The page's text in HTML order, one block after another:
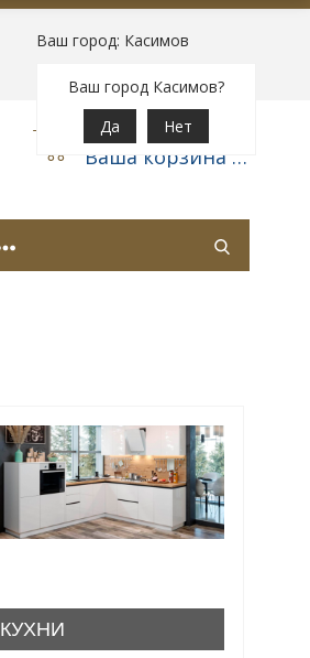
Ваш город: Касимов
Ваш город Касимов?
Да
Нет
Вход |Регистрация
Корзина
Ваша корзина пуста
КУХНИ